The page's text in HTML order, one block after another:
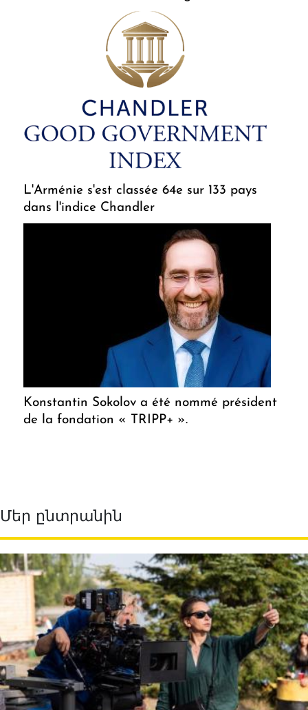
L'Arménie s'est classée 64e sur 133 pays
dans l'indice Chandler
Konstantin Sokolov a été nommé président
de la fondation « TRIPP+ ».
Մեր ընտրանին